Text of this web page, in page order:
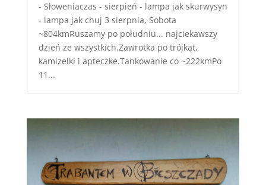
- Słoweniaczas - sierpień - lampa jak skurwysyn
- lampa jak chuj 3 sierpnia, Sobota
~804kmRuszamy po południu... najciekawszy
dzień ze wszystkich.Zawrotka po trójkąt,
kamizelki i apteczke.Tankowanie co ~222kmPo
11...